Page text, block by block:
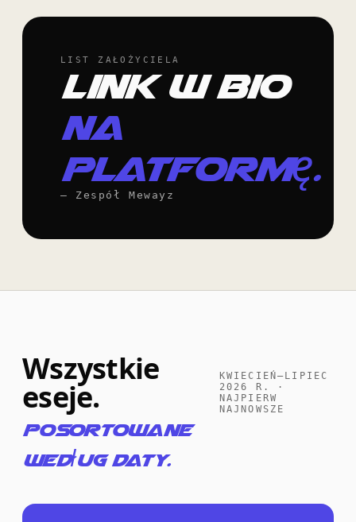
LIST ZAŁOŻYCIELA
Link w bio
na
platformę.
— Zespół Mewayz
Wszystkie
eseje.
Posortowane
według daty.
KWIECIEŃ–LIPIEC
2026 R. ·
NAJPIERW
NAJNOWSZE